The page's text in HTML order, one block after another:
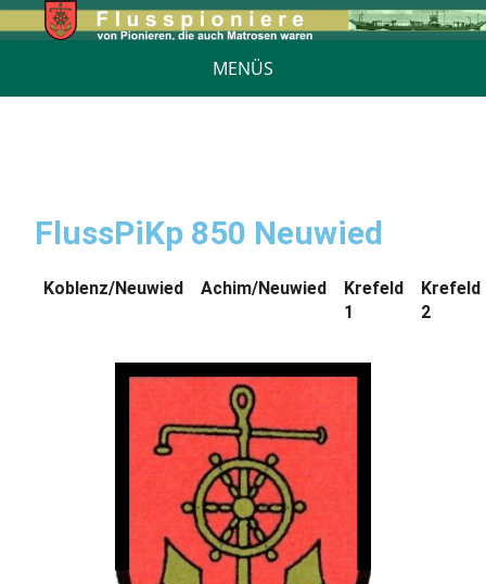
MENÜS
FlussPiKp 850 Neuwied
Koblenz/Neuwied Achim/Neuwied
Krefeld
1
Krefeld
2